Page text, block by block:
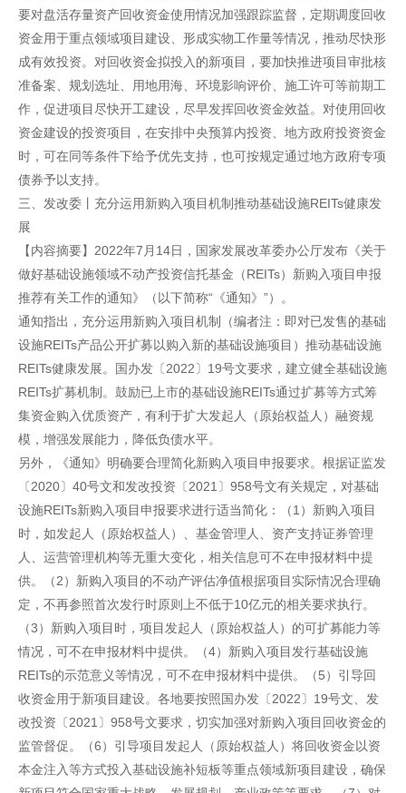
要对盘活存量资产回收资金使用情况加强跟踪监督，定期调度回收
资金用于重点领域项目建设、形成实物工作量等情况，推动尽快形
成有效投资。对回收资金拟投入的新项目，要加快推进项目审批核
准备案、规划选址、用地用海、环境影响评价、施工许可等前期工
作，促进项目尽快开工建设，尽早发挥回收资金效益。对使用回收
资金建设的投资项目，在安排中央预算内投资、地方政府投资资金
时，可在同等条件下给予优先支持，也可按规定通过地方政府专项
债券予以支持。
三、发改委丨充分运用新购入项目机制推动基础设施REITs健康发
展
【内容摘要】2022年7月14日，国家发展改革委办公厅发布《关于
做好基础设施领域不动产投资信托基金（REITs）新购入项目申报
推荐有关工作的通知》（以下简称“《通知》”）。
通知指出，充分运用新购入项目机制（编者注：即对已发售的基础
设施REITs产品公开扩募以购入新的基础设施项目）推动基础设施
REITs健康发展。国办发〔2022〕19号文要求，建立健全基础设施
REITs扩募机制。鼓励已上市的基础设施REITs通过扩募等方式筹
集资金购入优质资产，有利于扩大发起人（原始权益人）融资规
模，增强发展能力，降低负债水平。
另外，《通知》明确要合理简化新购入项目申报要求。根据证监发
〔2020〕40号文和发改投资〔2021〕958号文有关规定，对基础
设施REITs新购入项目申报要求进行适当简化：（1）新购入项目
时，如发起人（原始权益人）、基金管理人、资产支持证券管理
人、运营管理机构等无重大变化，相关信息可不在申报材料中提
供。（2）新购入项目的不动产评估净值根据项目实际情况合理确
定，不再参照首次发行时原则上不低于10亿元的相关要求执行。
（3）新购入项目时，项目发起人（原始权益人）的可扩募能力等
情况，可不在申报材料中提供。（4）新购入项目发行基础设施
REITs的示范意义等情况，可不在申报材料中提供。（5）引导回
收资金用于新项目建设。各地要按照国办发〔2022〕19号文、发
改投资〔2021〕958号文要求，切实加强对新购入项目回收资金的
监管督促。（6）引导项目发起人（原始权益人）将回收资金以资
本金注入等方式投入基础设施补短板等重点领域新项目建设，确保